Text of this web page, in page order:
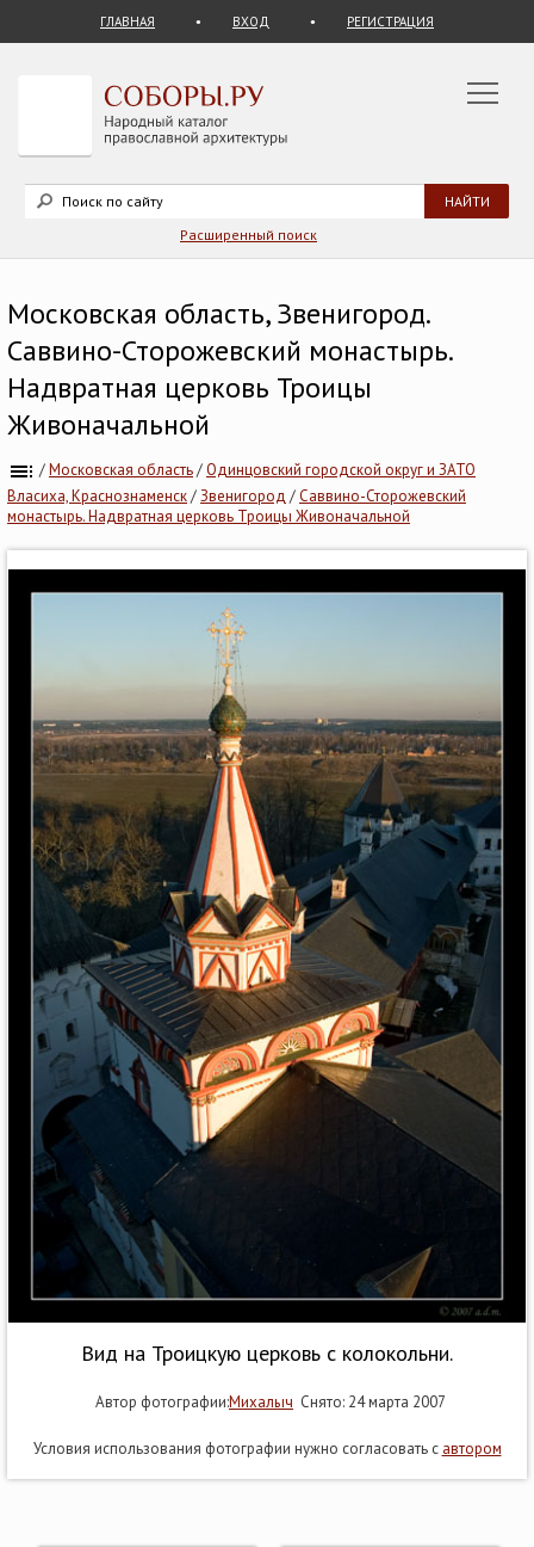
ГЛАВНАЯ ВХОД РЕГИСТРАЦИЯ
Расширенный поиск
Московская область, Звенигород.
Саввино-Сторожевский монастырь.
Надвратная церковь Троицы
Живоначальной
/Московская область/Одинцовский городской округ и ЗАТО
Власиха, Краснознаменск/Звенигород /Саввино-Сторожевский
монастырь. Надвратная церковь Троицы Живоначальной
Вид на Троицкую церковь с колокольни.
Автор фотографии:Михалыч Снято: 24 марта 2007
Условия использования фотографии нужно согласовать с автором